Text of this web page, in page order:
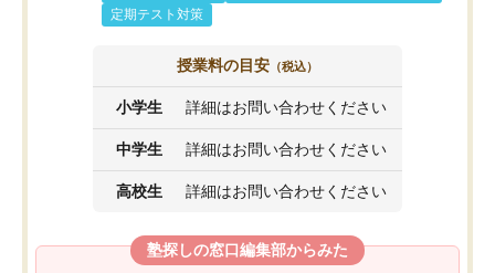
定期テスト対策
授業料の目安 （税込）
小学生 詳細はお問い合わせください
中学生 詳細はお問い合わせください
高校生 詳細はお問い合わせください
塾探しの窓口編集部からみた